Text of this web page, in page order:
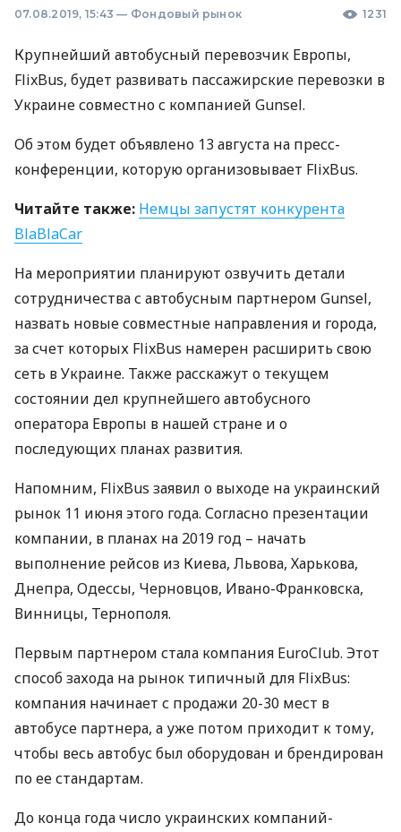
07.08.2019, 15:43 — Фондовый рынок 1231
Крупнейший автобусный перевозчик Европы,
FlixBus, будет развивать пассажирские перевозки в
Украине совместно с компанией Gunsel.
Об этом будет объявлено 13 августа на пресс-
конференции, которую организовывает FlixBus.
Читайте также: Немцы запустят конкурента
BlaBlaCar
На мероприятии планируют озвучить детали
сотрудничества с автобусным партнером Gunsel,
назвать новые совместные направления и города,
за счет которых FlixBus намерен расширить свою
сеть в Украине. Также расскажут о текущем
состоянии дел крупнейшего автобусного
оператора Европы в нашей стране и о
последующих планах развития.
Напомним, FlixBus заявил о выходе на украинский
рынок 11 июня этого года. Согласно презентации
компании, в планах на 2019 год – начать
выполнение рейсов из Киева, Львова, Харькова,
Днепра, Одессы, Черновцов, Ивано-Франковска,
Винницы, Тернополя.
Первым партнером стала компания EuroClub. Этот
способ захода на рынок типичный для FlixBus:
компания начинает с продажи 20-30 мест в
автобусе партнера, а уже потом приходит к тому,
чтобы весь автобус был оборудован и брендирован
по ее стандартам.
До конца года число украинских компаний-